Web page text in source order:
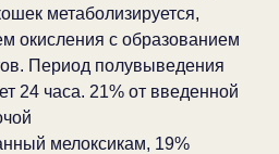
метаболизируется,
окисления с образованием
Период полувыведения
24 часа. 21% от введенной
мелоксикам, 19%